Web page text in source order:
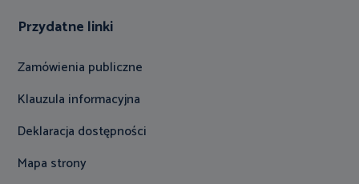
Przydatne linki
Zamówienia publiczne
Klauzula informacyjna
Deklaracja dostępności
Mapa strony